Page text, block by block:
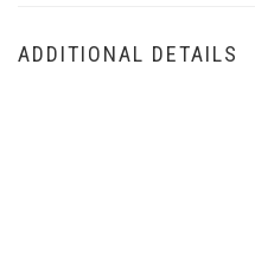
ADDITIONAL DETAILS